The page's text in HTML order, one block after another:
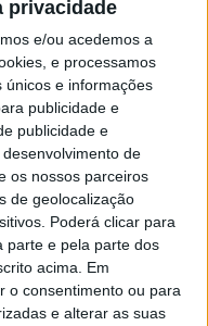
privacidade
e/ou acedemos a
e processamos
únicos e informações
publicidade e
publicidade e
de
os nossos parceiros
de geolocalização
Poderá clicar para
parte e pela parte dos
acima. Em
o consentimento ou para
e alterar as suas
e diversas munições
caso enviado para o
Estação Diária – 96.8